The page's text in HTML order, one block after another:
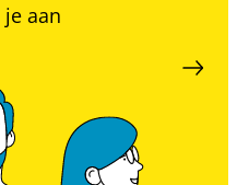
aan